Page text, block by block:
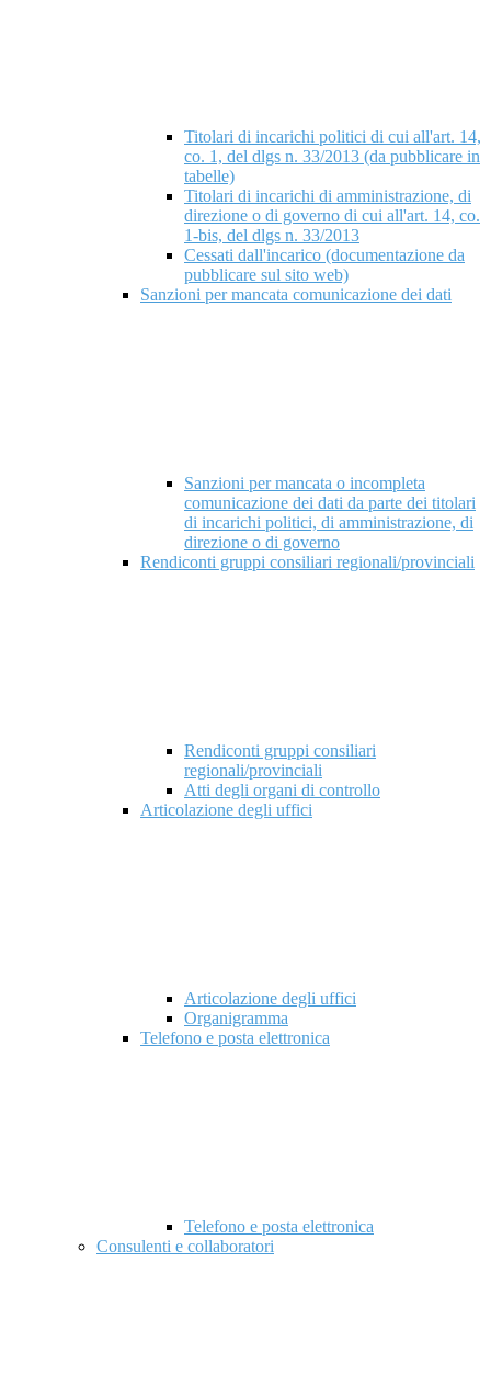
Titolari di incarichi politici di cui all'art. 14,
co. 1, del dlgs n. 33/2013 (da pubblicare in
tabelle)
Titolari di incarichi di amministrazione, di
direzione o di governo di cui all'art. 14, co.
1-bis, del dlgs n. 33/2013
Cessati dall'incarico (documentazione da
pubblicare sul sito web)
Sanzioni per mancata comunicazione dei dati
Sanzioni per mancata o incompleta
comunicazione dei dati da parte dei titolari
di incarichi politici, di amministrazione, di
direzione o di governo
Rendiconti gruppi consiliari regionali/provinciali
Rendiconti gruppi consiliari
regionali/provinciali
Atti degli organi di controllo
Articolazione degli uffici
Articolazione degli uffici
Organigramma
Telefono e posta elettronica
Telefono e posta elettronica
Consulenti e collaboratori